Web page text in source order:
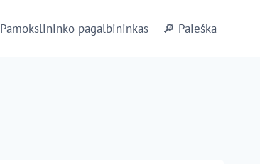
Pamokslininko pagalbininkas 🔎 Paieška